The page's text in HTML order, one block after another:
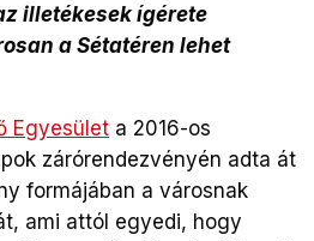
illetékesek ígérete
a Sétatéren lehet
Egyesület a 2016-os
zárórendezvényén adta át
formájában a városnak
ami attól egyedi, hogy